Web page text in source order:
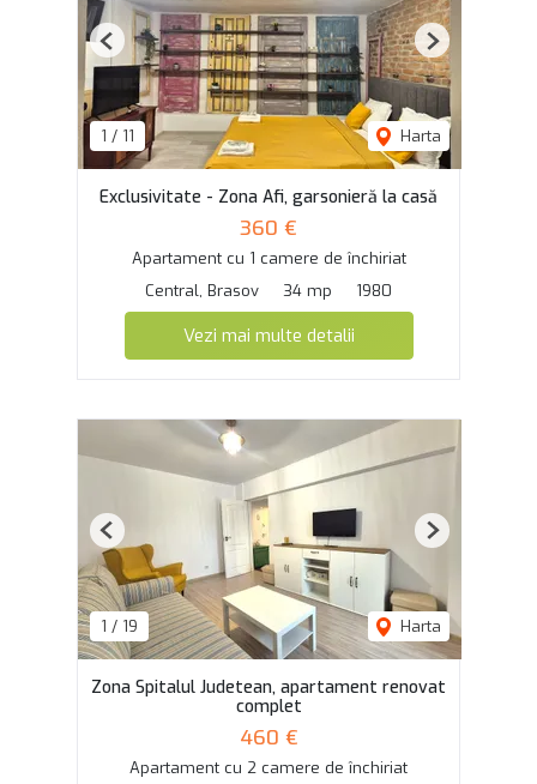
1 / 11 Harta
Previous Next
Exclusivitate - Zona Afi, garsonieră la casă
360 €
Apartament cu 1 camere de închiriat
Central, Brasov
34 mp 1980
Vezi mai multe detalii
1 / 19 Harta
Previous Next
Zona Spitalul Judetean, apartament renovat
complet
460 €
Apartament cu 2 camere de închiriat